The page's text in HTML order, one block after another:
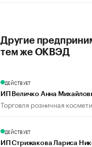
Другие
тем же ОКВЭД
ДЕЙСТВУЕТ
ИП Величко Анна
Торговля розничная
ДЕЙСТВУЕТ
ИП Стрижакова Лариса